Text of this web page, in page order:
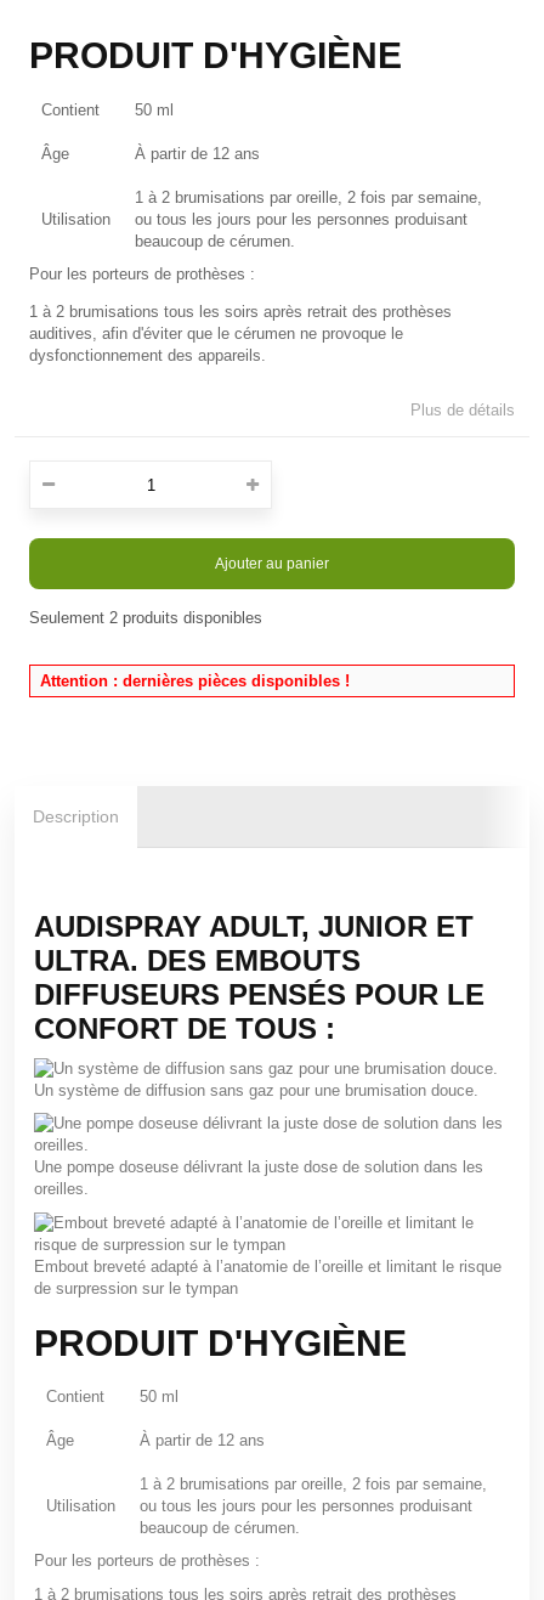
PRODUIT D'HYGIÈNE
Contient 50 ml
Âge À partir de 12 ans
Utilisation
1 à 2 brumisations par oreille, 2 fois par semaine,
ou tous les jours pour les personnes produisant
beaucoup de cérumen.
Pour les porteurs de prothèses :
1 à 2 brumisations tous les soirs après retrait des prothèses
auditives, afin d'éviter que le cérumen ne provoque le
dysfonctionnement des appareils.
Plus de détails
Ajouter au panier
Seulement 2 produits disponibles
Attention : dernières pièces disponibles !
Description
AUDISPRAY ADULT, JUNIOR ET
ULTRA. DES EMBOUTS
DIFFUSEURS PENSÉS POUR LE
CONFORT DE TOUS :
Un système de diffusion sans gaz pour une brumisation douce.
Une pompe doseuse délivrant la juste dose de solution dans les
oreilles.
Embout breveté adapté à l’anatomie de l’oreille et limitant le risque
de surpression sur le tympan
PRODUIT D'HYGIÈNE
Contient 50 ml
Âge À partir de 12 ans
Utilisation
1 à 2 brumisations par oreille, 2 fois par semaine,
ou tous les jours pour les personnes produisant
beaucoup de cérumen.
Pour les porteurs de prothèses :
1 à 2 brumisations tous les soirs après retrait des prothèses